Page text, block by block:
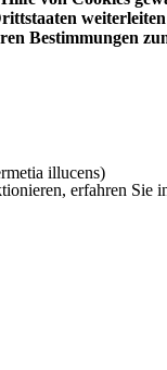
illucens)
weiterleiten
Bestimmungen
erfahren Sie